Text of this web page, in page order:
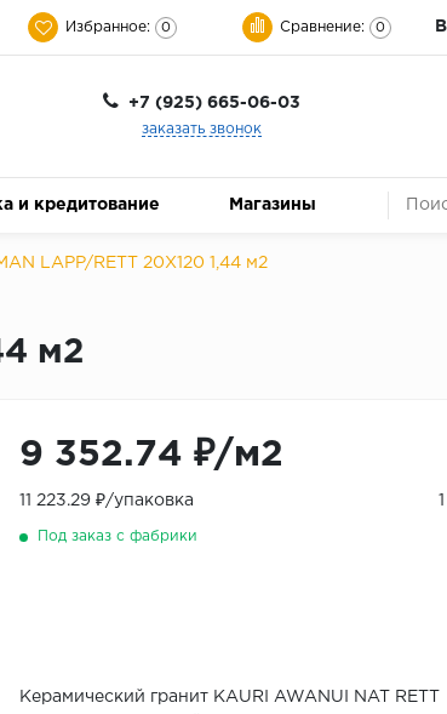
Избранное: 0 Сравнение: 0
+7 (925) 665-06-03
заказать звонок
и кредитование Магазины
LAPP/RETT 20X120 1,44 м2
м2
9 352.74 ₽/м2
11 223.29 ₽/упаковка
Под заказ с фабрики
Керамический гранит KAURI AWANUI NAT RETT